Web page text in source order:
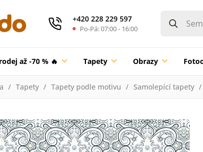
+420 228 229 597
Po-Pá: 07:00 - 16:00
až -70 % 🔥 Tapety Obrazy
Tapety Tapety podle motivu Samolepící tapety